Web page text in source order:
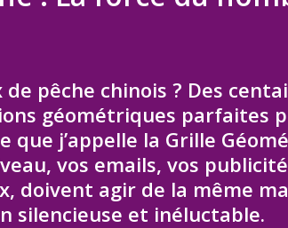
pêche chinois ? Des
géométriques parfaites
que j’appelle la Grille
vos emails, vos
doivent agir de la même
silencieuse et inéluctable.